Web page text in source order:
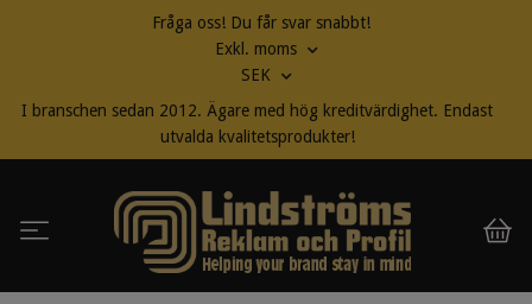
Fråga oss! Du får svar snabbt!
Exkl. moms
SEK
I branschen sedan 2012. Ägare med hög kreditvärdighet. Endast
utvalda kvalitetsprodukter!